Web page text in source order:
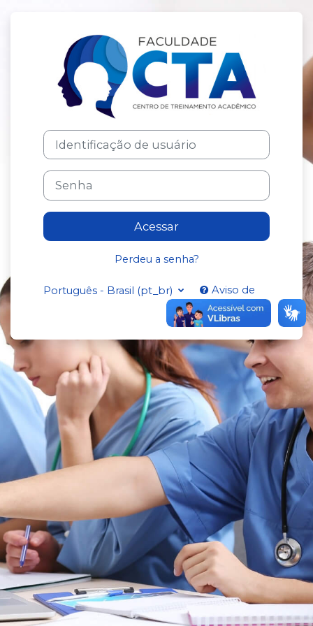
Acesso a AVA
Identificação de usuário
Senha
Acessar
Perdeu a senha?
Português - Brasil ‎(pt_br)‎
Aviso de
Cookies